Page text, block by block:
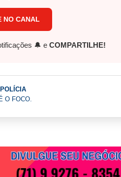
NO CANAL
🔔 e COMPARTILHE!
O FOCO.